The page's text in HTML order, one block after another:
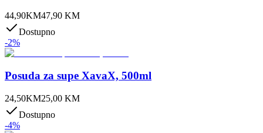
44,90KM47,90 KM
Dostupno
-2%
Posuda za supe XavaX, 500ml
24,50KM25,00 KM
Dostupno
-4%